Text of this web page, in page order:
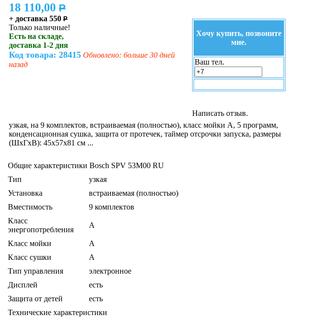
18 110,00 P
+ доставка 550 P
Только наличные!
Есть на складе,
доставка 1-2 дня
Код товара: 28415 Обновлено: больше 30 дней
назад
Хочу купить, позвоните
мне.
Ваш тел.
Написать отзыв.
узкая, на 9 комплектов, встраиваемая (полностью), класс мойки A, 5 программ,
конденсационная сушка, защита от протечек, таймер отсрочки запуска, размеры
(ШxГxВ): 45x57x81 см ...
Общие характеристики Bosch SPV 53M00 RU
Тип
узкая
Установка
встраиваемая (полностью)
Вместимость
9 комплектов
Класс
энергопотребления
A
Класс мойки
A
Класс сушки
A
Тип управления
электронное
Дисплей
есть
Защита от детей
есть
Технические характеристики